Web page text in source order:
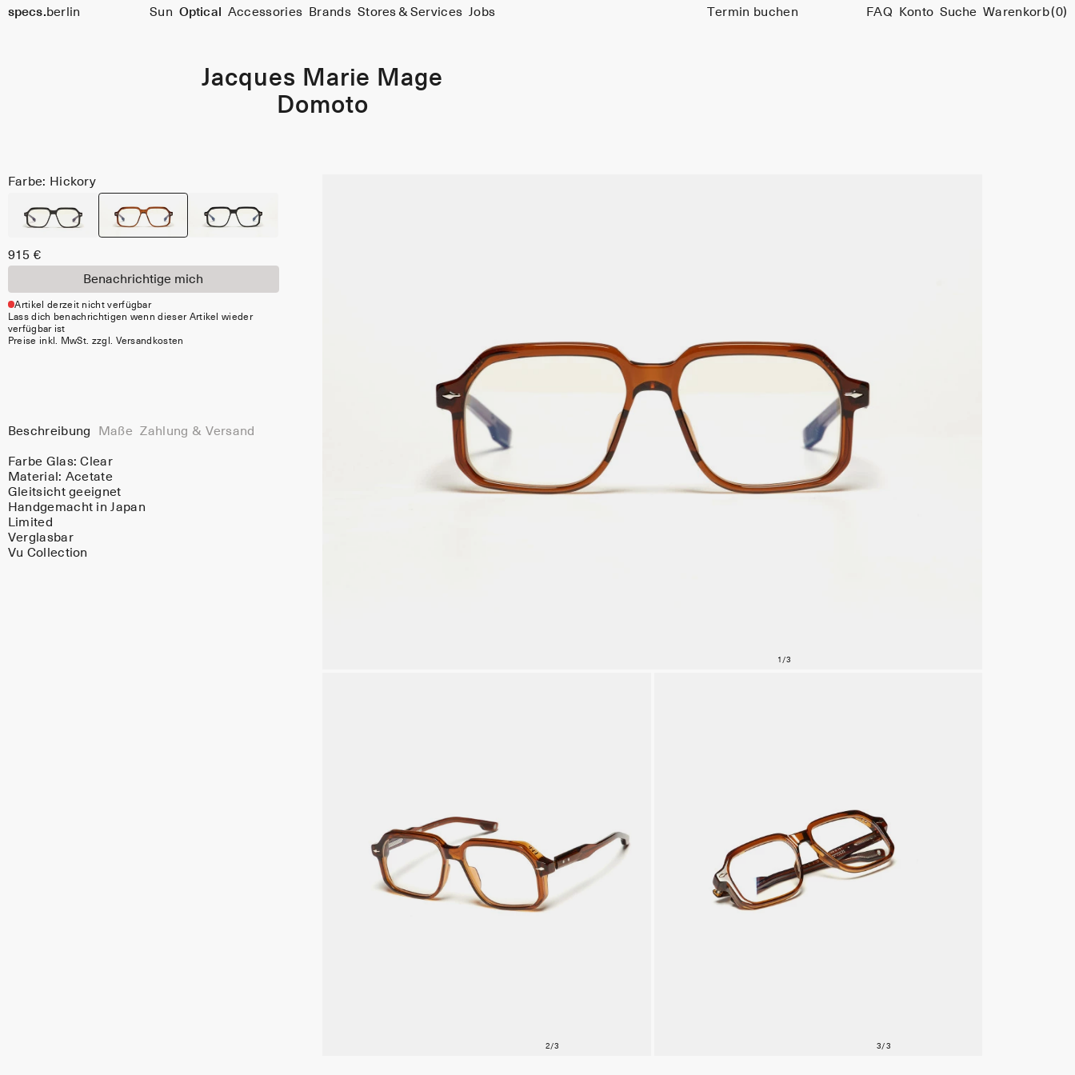
specs. berlin Sun Optical Accessories Brands Stores & Services Jobs Termin buchen FAQ Konto Suche Warenkorb(0)
Jacques Marie Mage
Domoto
Farbe: Hickory
915 €
Benachrichtige mich
Artikel derzeit nicht verfügbar
Lass dich benachrichtigen wenn dieser Artikel wieder
verfügbar ist
Preise inkl. MwSt. zzgl. Versandkosten
Beschreibung Maße Zahlung & Versand
Farbe Glas:Clear
Material: Acetate
Gleitsicht geeignet
Handgemacht in Japan
Limited
Verglasbar
Vu Collection